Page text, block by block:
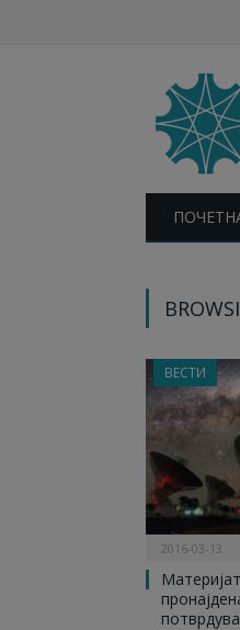
ВЕСТИ
2016-03-13